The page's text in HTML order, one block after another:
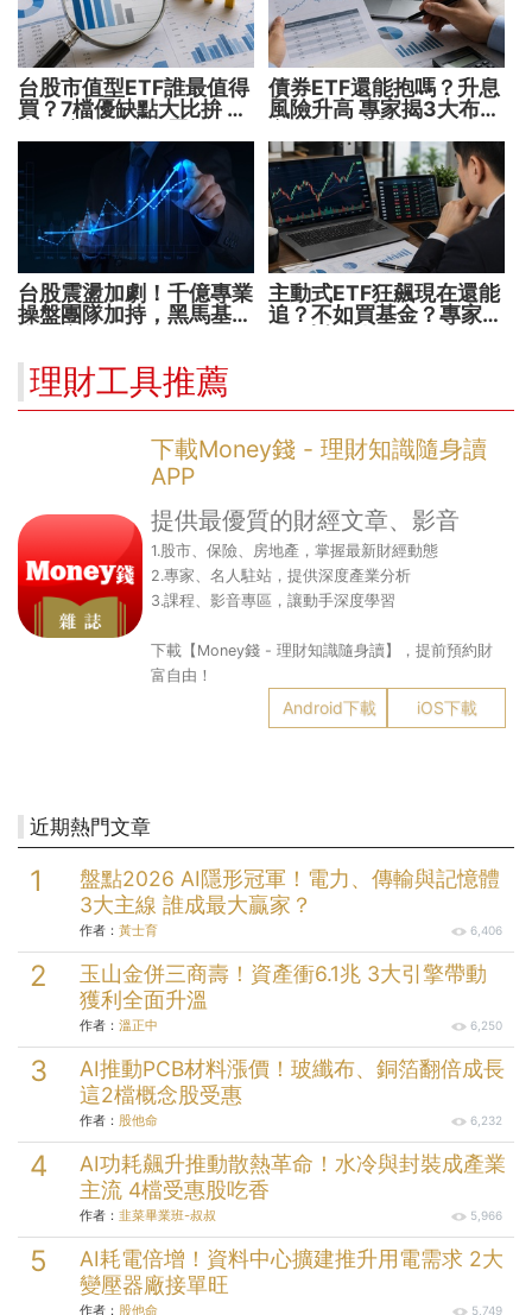
台股市值型ETF誰最值得
買？7檔優缺點大比拚 找
債券ETF還能抱嗎？升息
風險升高 專家揭3大布局
台股震盪加劇！千億專業
操盤團隊加持，黑馬基金
主動式ETF狂飆現在還能
追？不如買基金？專家親
理財工具推薦
下載Money錢 - 理財知識隨身讀
APP
提供最優質的財經文章、影音
1.股市、保險、房地產，掌握最新財經動態
2.專家、名人駐站，提供深度產業分析
3.課程、影音專區，讓動手深度學習
下載【Money錢 - 理財知識隨身讀】，提前預約財
富自由！
Android下載 iOS下載
近期熱門文章
盤點2026 AI隱形冠軍！電力、傳輸與記憶體
3大主線 誰成最大贏家？
作者： 黃士育 6,406
玉山金併三商壽！資產衝6.1兆 3大引擎帶動
獲利全面升溫
作者： 溫正中 6,250
AI推動PCB材料漲價！玻纖布、銅箔翻倍成長
這2檔概念股受惠
作者： 股他命 6,232
AI功耗飆升推動散熱革命！水冷與封裝成產業
主流 4檔受惠股吃香
作者： 韭菜畢業班-叔叔 5,966
AI耗電倍增！資料中心擴建推升用電需求 2大
變壓器廠接單旺
作者： 股他命 5,749